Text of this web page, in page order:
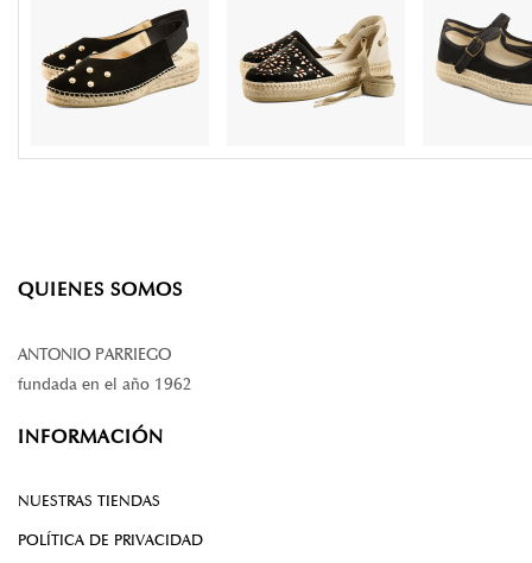
QUIENES SOMOS
ANTONIO PARRIEGO
fundada en el año 1962
INFORMACIÓN
NUESTRAS TIENDAS
POLÍTICA DE PRIVACIDAD